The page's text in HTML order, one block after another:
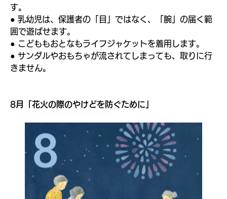
す。
● 乳幼児は、保護者の「目」ではなく、「腕」の届く範
囲で遊ばせます。
● こどももおとなもライフジャケットを着用します。
● サンダルやおもちゃが流されてしまっても、取りに行
きません。
8月「花火の際のやけどを防ぐために」